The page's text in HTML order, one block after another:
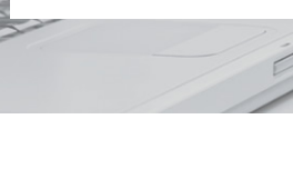
起業支援 神奈川県 相談
会社設立 相模原市 相談